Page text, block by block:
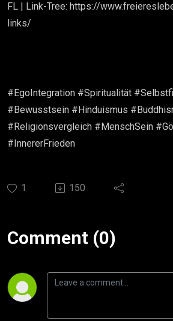
FL | Link-Tree: https://
links/
#EgoIntegration #Spiritualität
#Bewusstsein #Hinduismus
#Religionsvergleich #MenschSein
#InnererFrieden
1 150
Comment (0)